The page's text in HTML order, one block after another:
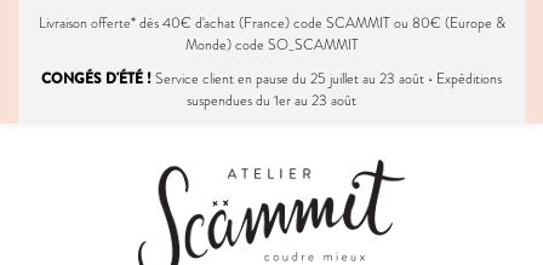
Livraison offerte* dès 40€ d'achat (France) code SCAMMIT ou 80€ (Europe &
Monde) code SO_SCAMMIT
CONGÉS D'ÉTÉ !Service client en pause du 25 juillet au 23 août • Expéditions
suspendues du 1er au 23 août